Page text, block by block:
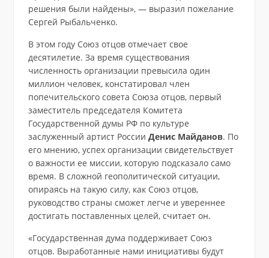
решения были найдены», — выразил пожелание
Сергей Рыбальченко.
В этом году Союз отцов отмечает свое
десятилетие. За время существования
численность организации превысила один
миллион человек, констатировал член
попечительского совета Союза отцов, первый
заместитель председателя Комитета
Государственной думы РФ по культуре
заслуженный артист России Денис Майданов. По
его мнению, успех организации свидетельствует
о важности ее миссии, которую подсказало само
время. В сложной геополитической ситуации,
опираясь на такую силу, как Союз отцов,
руководство страны сможет легче и увереннее
достигать поставленных целей, считает он.
«Государственная дума поддерживает Союз
отцов. Выработанные нами инициативы будут